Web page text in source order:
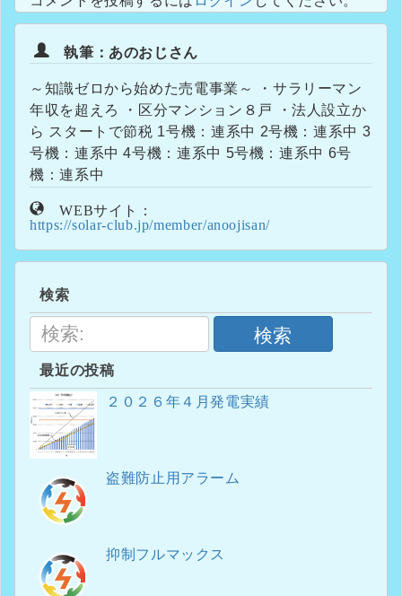
執筆：あのおじさん
～知識ゼロから始めた売電事業～ ・サラリーマン
年収を超えろ ・区分マンション８戸 ・法人設立か
ら スタートで節税 1号機：連系中 2号機：連系中 3
号機：連系中 4号機：連系中 5号機：連系中 6号
機：連系中
WEBサイト：
https://solar-club.jp/member/anoojisan/
検索
検索
最近の投稿
２０２６年４月発電実績
盗難防止用アラーム
抑制フルマックス